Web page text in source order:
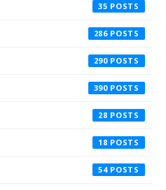
35
286
290
390
28
18
54